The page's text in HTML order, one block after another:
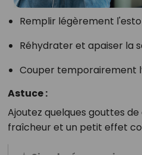
Remplir légèrement
Réhydrater et apaiser la
Couper temporairement
Astuce :
Ajoutez quelques gouttes
fraîcheur et un petit effet